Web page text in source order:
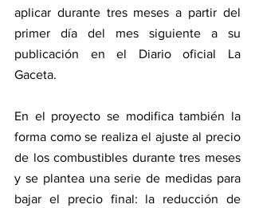
aplicar durante tres meses a partir del
primer día del mes siguiente a su
publicación en el Diario oficial La
Gaceta.
En el proyecto se modifica también la
forma como se realiza el ajuste al precio
de los combustibles durante tres meses
y se plantea una serie de medidas para
bajar el precio final: la reducción de